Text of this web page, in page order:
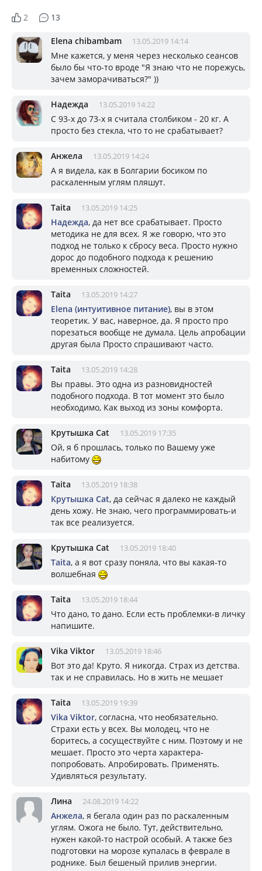
2 13
Elena chibambam 13.05.2019 14:14
Мне кажется, у меня через несколько сеансов
было бы что-то вроде "Я знаю что не порежусь,
зачем заморачиваться?" ))
Надежда 13.05.2019 14:22
С 93-х до 73-х я считала столбиком - 20 кг. А
просто без стекла, что то не срабатывает?
Анжела 13.05.2019 14:24
А я видела, как в Болгарии босиком по
раскаленным углям пляшут.
Taita 13.05.2019 14:25
Надежда, да нет все срабатывает. Просто
методика не для всех. Я же говорю, что это
подход не только к сбросу веса. Просто нужно
дорос до подобного подхода к решению
временных сложностей.
Taita 13.05.2019 14:27
Elena (интуитивное питание), вы в этом
теоретик. У вас, наверное, да. Я просто про
порезаться вообще не думала. Цель апробации
другая была Просто спрашивают часто.
Taita 13.05.2019 14:28
Вы правы. Это одна из разновидностей
подобного подхода. В тот момент это было
необходимо, Как выход из зоны комфорта.
Крутышка Cat 13.05.2019 17:35
Ой, я б прошлась, только по Вашему уже
набитому
Taita 13.05.2019 18:38
Крутышка Cat, да сейчас я далеко не каждый
день хожу. Не знаю, чего программировать-и
так все реализуется.
Крутышка Cat 13.05.2019 18:40
Taita, а я вот сразу поняла, что вы какая-то
волшебная
Taita 13.05.2019 18:44
Что дано, то дано. Если есть проблемки-в личку
напишите.
Vika Viktor 13.05.2019 18:46
Вот это да! Круто. Я никогда. Страх из детства.
так и не справилась. Но в жить не мешает
Taita 13.05.2019 19:39
Vika Viktor, согласна, что необязательно.
Страхи есть у всех. Вы молодец, что не
боритесь, а сосуществуйте с ним. Поэтому и не
мешает. Просто это черта характера-
попробовать. Апробировать. Применять.
Удивляться результату.
Лина 24.08.2019 14:22
Анжела, я бегала один раз по раскаленным
углям. Ожога не было. Тут, действительно,
нужен какой-то настрой особый. А также без
подготовки на морозе купалась в феврале в
роднике. Был бешеный прилив энергии.